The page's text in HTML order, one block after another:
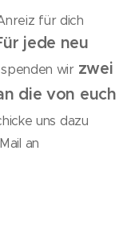
für dich
jede neu
spenden wir zwei
die von euch
uns dazu
an